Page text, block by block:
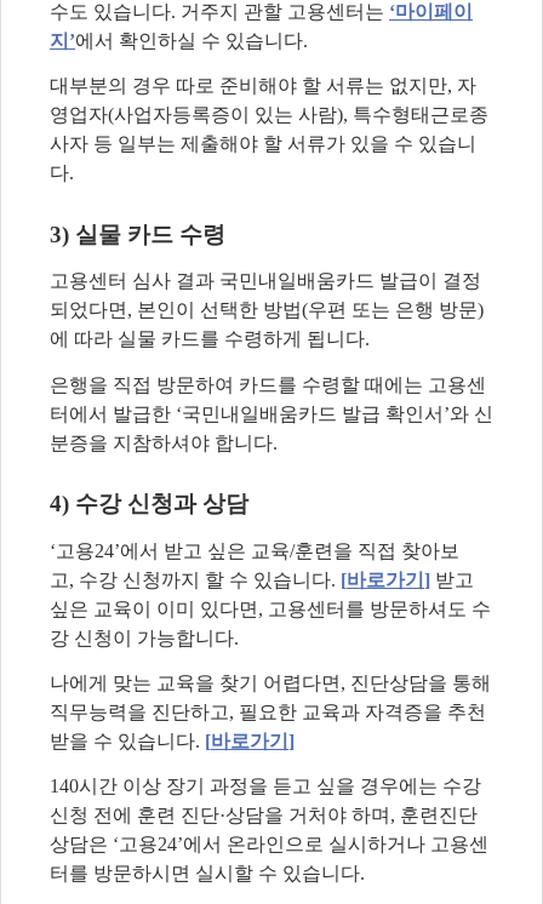
수도 있습니다. 거주지 관할 고용센터는 ‘마이페이
지 ’에서 확인하실 수 있습니다.
대부분의 경우 따로 준비해야 할 서류는 없지만, 자
영업자(사업자등록증이 있는 사람), 특수형태근로종
사자 등 일부는 제출해야 할 서류가 있을 수 있습니
다.
3) 실물 카드 수령
고용센터 심사 결과 국민내일배움카드 발급이 결정
되었다면 , 본인이 선택한 방법(우편 또는 은행 방문)
에 따라 실물 카드를 수령하게 됩니다.
은행을 직접 방문하여 카드를 수령할 때에는 고용센
터에서 발급한 ‘국민내일배움카드 발급 확인서 ’와 신
분증을 지참하셔야 합니다.
4) 수강 신청과 상담
‘고용24’에서 받고 싶은 교육/훈련을 직접 찾아보
고, 수강 신청까지 할 수 있습니다. [바로가기 ] 받고
싶은 교육이 이미 있다면 , 고용센터를 방문하셔도 수
강 신청이 가능합니다.
나에게 맞는 교육을 찾기 어렵다면 , 진단상담을 통해
직무능력을 진단하고, 필요한 교육과 자격증을 추천
받을 수 있습니다. [바로가기 ]
140시간 이상 장기 과정을 듣고 싶을 경우에는 수강
신청 전에 훈련 진단·상담을 거처야 하며 , 훈련진단
상담은 ‘고용24’에서 온라인으로 실시하거나 고용센
터를 방문하시면 실시할 수 있습니다.